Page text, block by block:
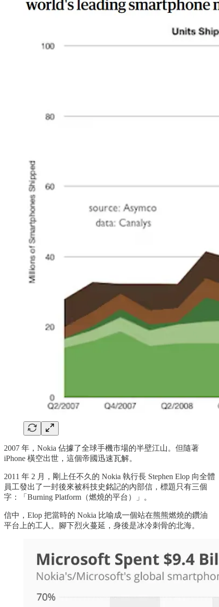
2007 年，Nokia 佔據了全球手機市場的半壁江山。但隨著
iPhone 橫空出世，這個帝國迅速瓦解。
2011 年 2 月，剛上任不久的 Nokia 執行長 Stephen Elop 向全體
員工發出了一封後來被科技史銘記的內部信，標題只有三個
字：「Burning Platform（燃燒的平台）」。
信中，Elop 把當時的 Nokia 比喻成一個站在熊熊燃燒的鑽油
平台上的工人。腳下烈火蔓延，身後是冰冷刺骨的北海。